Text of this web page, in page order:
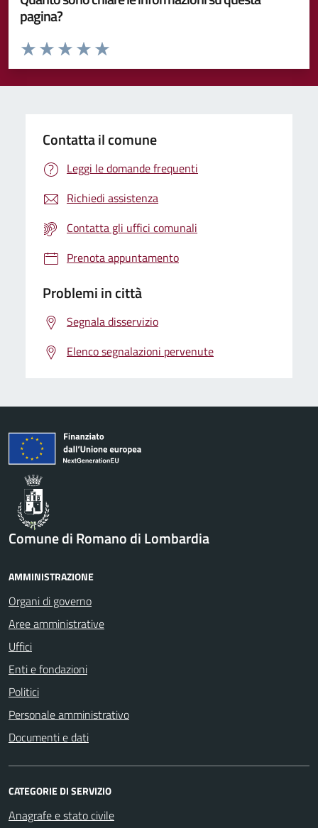
pagina?
Valuta da 1 a 5 stelle la pagina
Valuta 5 stelle su 5
Valuta 4 stelle su 5
Valuta 3 stelle su 5
Valuta 2 stelle su 5
Valuta 1 stelle su 5
Contatta il comune
Leggi le domande frequenti
Richiedi assistenza
Contatta gli uffici comunali
Prenota appuntamento
Problemi in città
Segnala disservizio
Elenco segnalazioni pervenute
Comune di Romano di Lombardia
AMMINISTRAZIONE
Organi di governo
Aree amministrative
Uffici
Enti e fondazioni
Politici
Personale amministrativo
Documenti e dati
CATEGORIE DI SERVIZIO
Anagrafe e stato civile